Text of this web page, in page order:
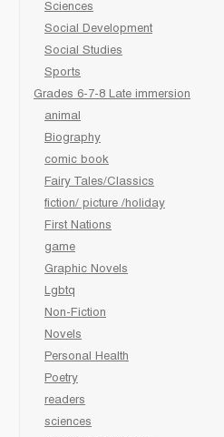
Sciences
Social Development
Social Studies
Sports
Grades 6-7-8 Late immersion
animal
Biography
comic book
Fairy Tales/Classics
fiction/ picture /holiday
First Nations
game
Graphic Novels
Lgbtq
Non-Fiction
Novels
Personal Health
Poetry
readers
sciences